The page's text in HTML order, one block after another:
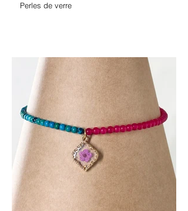
Perles de verre